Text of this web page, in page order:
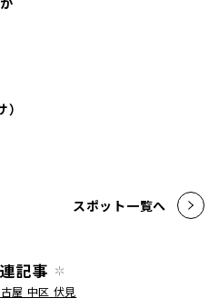
スポット一覧へ
記事
屋 中区 伏見